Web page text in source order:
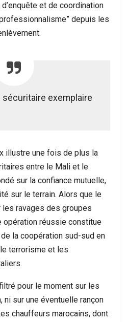
et de coordination
depuis les
sécuritaire exemplaire
illustre une fois de plus la
entre le Mali et le
sur la confiance mutuelle,
sur le terrain. Alors que le
les ravages des groupes
réussie constitue
la coopération sud-sud en
terrorisme et les
pour le moment sur les
sur une éventuelle rançon
chauffeurs marocains, dont